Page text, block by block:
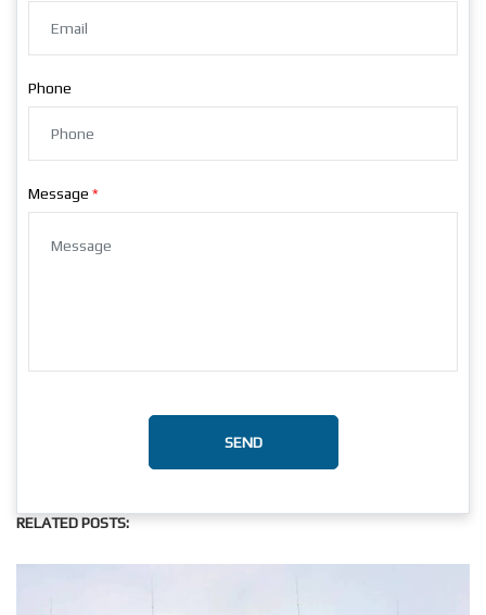
Phone
Message
SEND
RELATED POSTS: